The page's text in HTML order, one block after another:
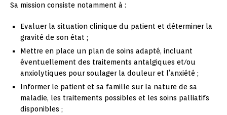
Sa mission consiste notamment à :
Evaluer la situation clinique du patient et déterminer la
gravité de son état ;
Mettre en place un plan de soins adapté, incluant
éventuellement des traitements antalgiques et/ou
anxiolytiques pour soulager la douleur et l’anxiété ;
Informer le patient et sa famille sur la nature de sa
maladie, les traitements possibles et les soins palliatifs
disponibles ;